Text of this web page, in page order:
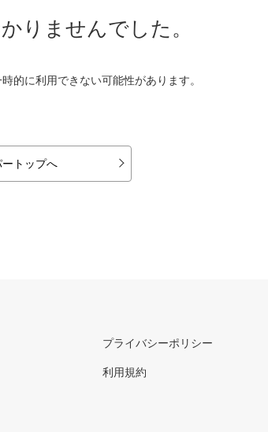
りませんでした。
的に利用できない可能性があります。
トップへ
プライバシーポリシー
利用規約